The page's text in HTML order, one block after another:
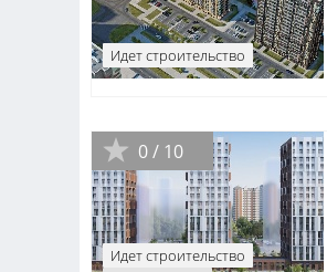
Идет строительство
0 / 10
Идет строительство